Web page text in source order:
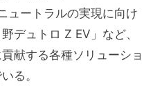
ュートラルの実現に向け
デュトロ Z EV」など、
献する各種ソリューショ
る。